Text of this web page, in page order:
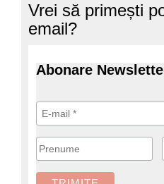
Vrei să primești
email?
Abonare